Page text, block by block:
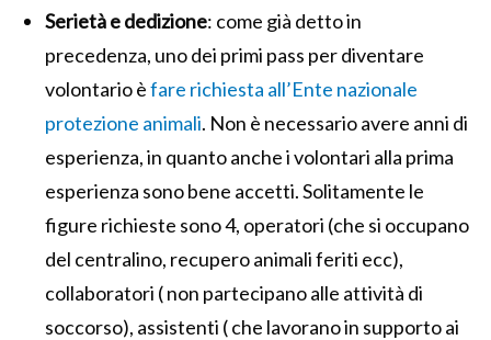
Serietà e dedizione: come già detto in
precedenza, uno dei primi pass per diventare
volontario èfare richiesta all’Ente nazionale
protezione animali. Non è necessario avere anni di
esperienza, in quanto anche i volontari alla prima
esperienza sono bene accetti. Solitamente le
figure richieste sono 4, operatori (che si occupano
del centralino, recupero animali feriti ecc),
collaboratori ( non partecipano alle attività di
soccorso), assistenti ( che lavorano in supporto ai